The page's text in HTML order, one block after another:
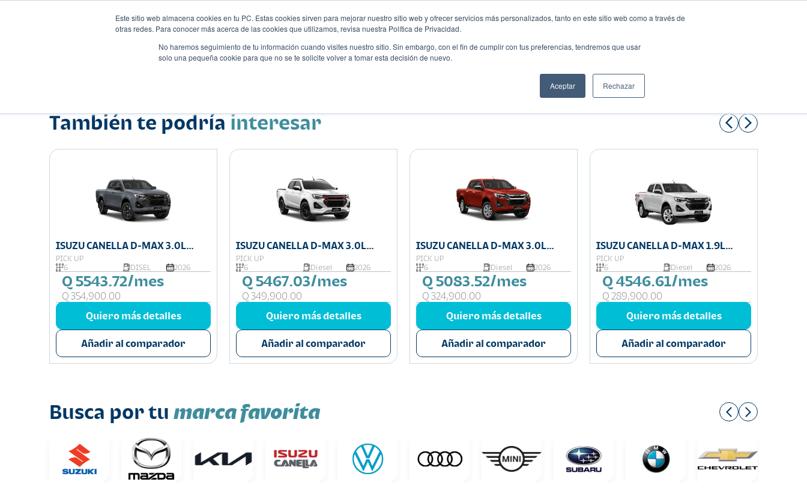
Este sitio web almacena cookies en tu PC. Estas cookies sirven para mejorar nuestro sitio web y ofrecer servicios más personalizados, tanto en este sitio web como a través de
otras redes. Para conocer más acerca de las cookies que utilizamos, revisa nuestra Política de Privacidad.
No haremos seguimiento de tu información cuando visites nuestro sitio. Sin embargo, con el fin de cumplir con tus preferencias, tendremos que usar
solo una pequeña cookie para que no se te solicite volver a tomar esta decisión de nuevo.
Aceptar Rechazar
Compartir:
También te podría interesar
ISUZU CANELLA D-MAX 3.0L
DOBLE CABINA 4X4
PICK UP
6
DISEL 2026
Q 5543.72/mes
Q 354,900.00
Quiero más detalles
Añadir al comparador
ISUZU CANELLA D-MAX 3.0L
DOBLE CABINA 4X4
PICK UP
6
Diesel 2026
Q 5467.03/mes
Q 349,900.00
Quiero más detalles
Añadir al comparador
ISUZU CANELLA D-MAX 3.0L
DOBLE CABINA 4X4
PICK UP
6
Diesel 2026
Q 5083.52/mes
Q 324,900.00
Quiero más detalles
Añadir al comparador
ISUZU CANELLA D-MAX 1.9L
DOBLE CABINA 4X4
PICK UP
6
Diesel 2026
Q 4546.61/mes
Q 289,900.00
Quiero más detalles
Añadir al comparador
Busca por tu marca favorita